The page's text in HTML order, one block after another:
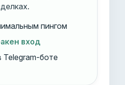
пингом
вход
Telegram-боте